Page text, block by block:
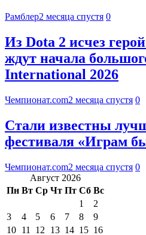
Рамблер2 месяца спустя 0
Из Dota 2 исчез
ждут начала
International 2026
Чемпионат.com2 месяца спустя 0
Стали известны
фестиваля «Играм
Чемпионат.com2 месяца спустя 0
Август 2026
Пн Вт Ср Чт Пт Сб Вс
1
2
3
4 5 6 7 8
9
10 11 12 13 14 15 16